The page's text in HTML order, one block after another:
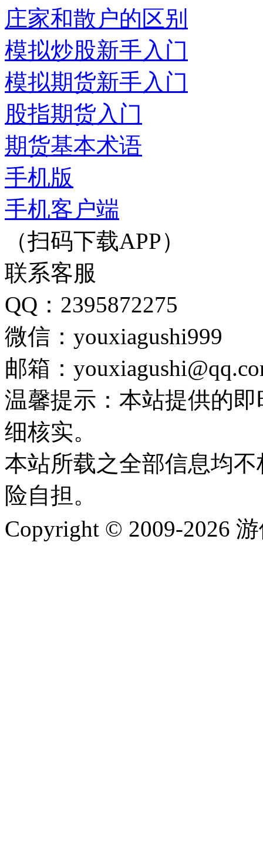
庄家和散户的区别
模拟炒股新手入门
模拟期货新手入门
股指期货入门
期货基本术语
手机版
手机客户端
（扫码下载APP）
联系客服
QQ：2395872275
微信：youxiagushi999
邮箱：
温馨提示：本站提供的
细核实。
本站所载之全部信息均
险自担。
Copyright © 2009-2026